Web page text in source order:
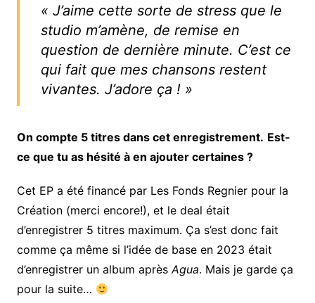
« J’aime cette sorte de stress que le
studio m’amène, de remise en
question de dernière minute. C’est ce
qui fait que mes chansons restent
vivantes. J’adore ça ! »
On compte 5 titres dans cet enregistrement. Est-
ce que tu as hésité à en ajouter certaines ?
Cet EP a été financé par Les Fonds Regnier pour la
Création (merci encore!), et le deal était
d’enregistrer 5 titres maximum. Ça s’est donc fait
comme ça même si l’idée de base en 2023 était
d’enregistrer un album aprèsAgua. Mais je garde ça
pour la suite…